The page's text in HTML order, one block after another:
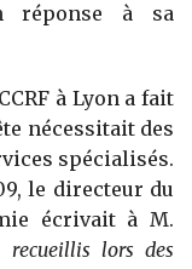
réponse à sa
à Lyon a fait
nécessitait des
spécialisés.
le directeur du
écrivait à M.
lors des